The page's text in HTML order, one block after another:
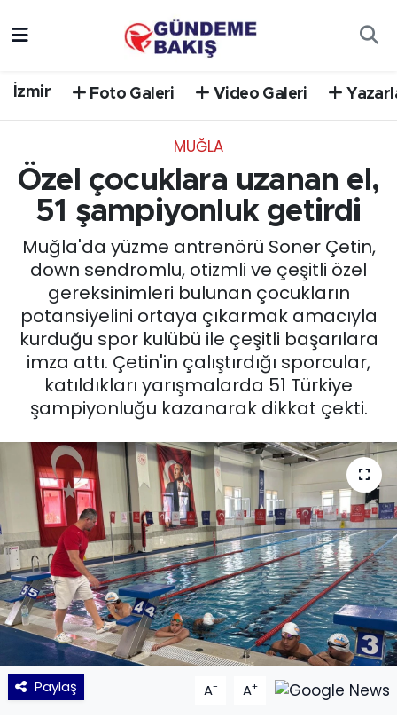
İzmir Foto Galeri Video Galeri
MUĞLA
Özel çocuklara uzanan el,
51 şampiyonluk getirdi
Muğla'da yüzme antrenörü Soner Çetin,
down sendromlu, otizmli ve çeşitli özel
gereksinimleri bulunan çocukların
potansiyelini ortaya çıkarmak amacıyla
kurduğu spor kulübü ile çeşitli başarılara
imza attı. Çetin'in çalıştırdığı sporcular,
katıldıkları yarışmalarda 51 Türkiye
şampiyonluğu kazanarak dikkat çekti.
Paylaş A- A+
EGE
EĞİTİM
EKONOMİ
English News
GÜNCEL
MAGAZİN
POLİTİKA
SAĞLIK
Siyaset
SPOR
TEKNOLOJİ
Süper Lig Puan Durumu ve Fikstür
Tüm Manşetler
Son Dakika Haberleri
Haber Arşivi